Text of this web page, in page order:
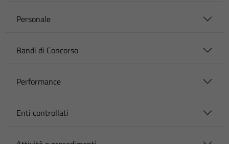
Personale
Bandi di Concorso
Performance
Enti controllati